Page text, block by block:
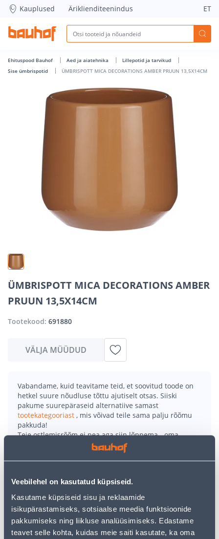
Veebilehel on kasutatud küpsiseid.
Kasutame küpsiseid sisu ja reklaamide
isikupärastamiseks, sotsiaalse meedia funktsioonide
pakkumiseks ning liikluse analüüsimiseks. Edastame
teavet selle kohta, kuidas meie saiti kasutate, ka oma
ÜMBRISPOTT MICA DECORATIONS AMBER PRUUN
Kauplused Äriklienditeenindus ET
Ehituspood Bauhof Aed ja aiatehnika
Lillepotid ja tarvikud
Sise ümbrispotid
ÜMBRISPOTT MICA DECORATIONS AMBER PRUUN 13,5X14CM
ÜMBRISPOTT MICA DECORATIONS AMBER
PRUUN 13,5X14CM
Tootekood: 691880
VÄLJA MÜÜDUD
Vabandame, kuid teavitame teid, et soovitud toode on
hetkel suure nõudluse tõttu ajutiselt otsas. Siiski
pakume suurepäraseid alternatiive samast
tootekategooriast , mis võivad teile sama palju rõõmu
pakkuda!
Teie ostlemisrõõm ei pea aga siin lõppema - oma
uurimistööd saate jätkata, naastes
kasutades meie võimsat otsingufunktsiooni, et leida
veelgi meelepärasemad valikuid. Head ostlemist!
• Ümbrispott on pruuni värvi.
• Mõõtmetega 13,5 x 14 cm.
• 14-päevane tagastusõigus.